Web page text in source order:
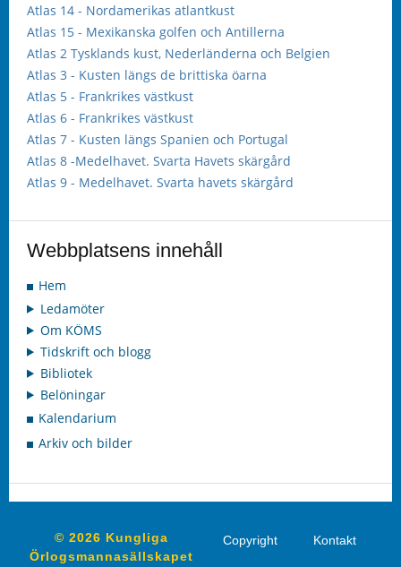
Atlas 14 - Nordamerikas atlantkust
Atlas 15 - Mexikanska golfen och Antillerna
Atlas 2 Tysklands kust, Nederländerna och Belgien
Atlas 3 - Kusten längs de brittiska öarna
Atlas 5 - Frankrikes västkust
Atlas 6 - Frankrikes västkust
Atlas 7 - Kusten längs Spanien och Portugal
Atlas 8 -Medelhavet. Svarta Havets skärgård
Atlas 9 - Medelhavet. Svarta havets skärgård
Webbplatsens innehåll
Hem
Ledamöter
Om KÖMS
Tidskrift och blogg
Bibliotek
Belöningar
Kalendarium
Arkiv och bilder
© 2026 Kungliga
Örlogsmannasällskapet
Copyright Kontakt